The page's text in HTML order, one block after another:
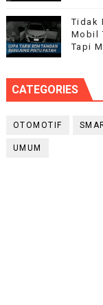
Tidak
Mobil
Tapi
CATEGORIES
OTOMOTIF
UMUM